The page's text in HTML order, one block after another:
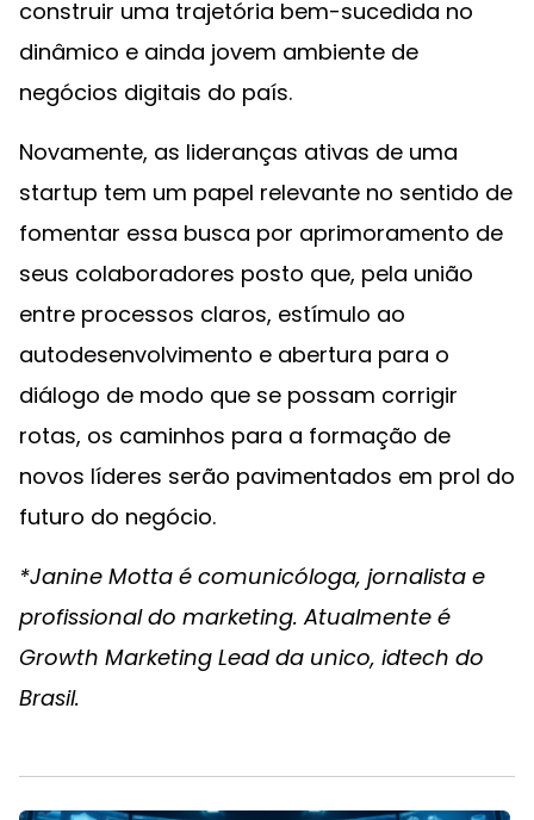
construir uma trajetória bem-sucedida no
dinâmico e ainda jovem ambiente de
negócios digitais do país.
Novamente, as lideranças ativas de uma
startup tem um papel relevante no sentido de
fomentar essa busca por aprimoramento de
seus colaboradores posto que, pela união
entre processos claros, estímulo ao
autodesenvolvimento e abertura para o
diálogo de modo que se possam corrigir
rotas, os caminhos para a formação de
novos líderes serão pavimentados em prol do
futuro do negócio.
*Janine Motta é comunicóloga, jornalista e
profissional do marketing. Atualmente é
Growth Marketing Lead da unico, idtech do
Brasil.